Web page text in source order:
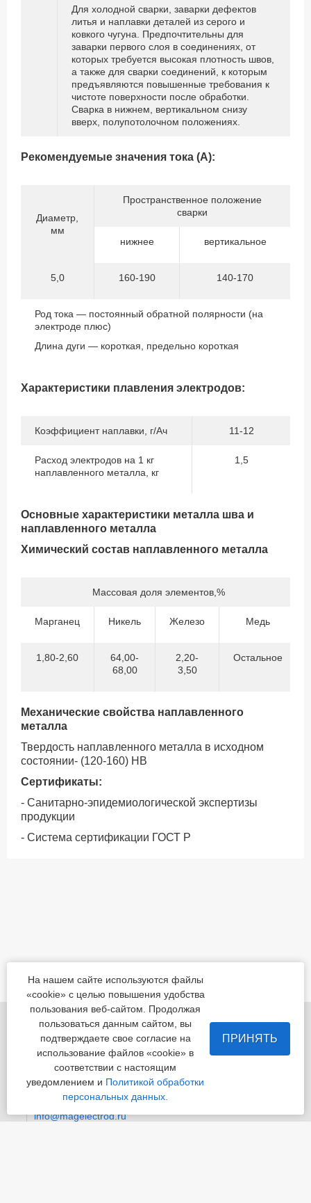
Для холодной сварки, заварки дефектов
литья и наплавки деталей из серого и
ковкого чугуна. Предпочтительны для
заварки первого слоя в соединениях, от
которых требуется высокая плотность швов,
а также для сварки соединений, к которым
предъявляются повышенные требования к
чистоте поверхности после обработки.
Сварка в нижнем, вертикальном снизу
вверх, полупотолочном положениях.
Рекомендуемые значения тока (А):
Диаметр,
мм
Пространственное положение
сварки
нижнее вертикальное
5,0 160-190 140-170
Род тока — постоянный обратной полярности (на
электроде плюс)
Длина дуги — короткая, предельно короткая
Характеристики плавления электродов:
Коэффициент наплавки, г/Ач 11-12
Расход электродов на 1 кг
наплавленного металла, кг
1,5
Основные характеристики металла шва и
наплавленного металла
Химический состав наплавленного металла
Массовая доля элементов,%
Марганец Никель Железо Медь
1,80-2,60
64,00-
68,00
2,20-
3,50
Остальное
Механические свойства наплавленного
металла
Твердость наплавленного металла в исходном
состоянии- (120-160) НВ
Сертификаты:
- Санитарно-эпидемиологической экспертизы
продукции
- Система сертификации ГОСТ Р
455022, Челябинская обл., Магнитогорск, шоссе
Белорецкое, д.5
пн - пт с 8:00 до 17:00 сб-вс-вых.
Приемная +7 (3519) 24-07-29
info@magelectrod.ru
На нашем сайте используются файлы
«cookie» с целью повышения удобства
пользования веб-сайтом. Продолжая
пользоваться данным сайтом, вы
подтверждаете свое согласие на
использование файлов «cookie» в
соответствии с настоящим
уведомлением и Политикой обработки
персональных данных.
ПРИНЯТЬ